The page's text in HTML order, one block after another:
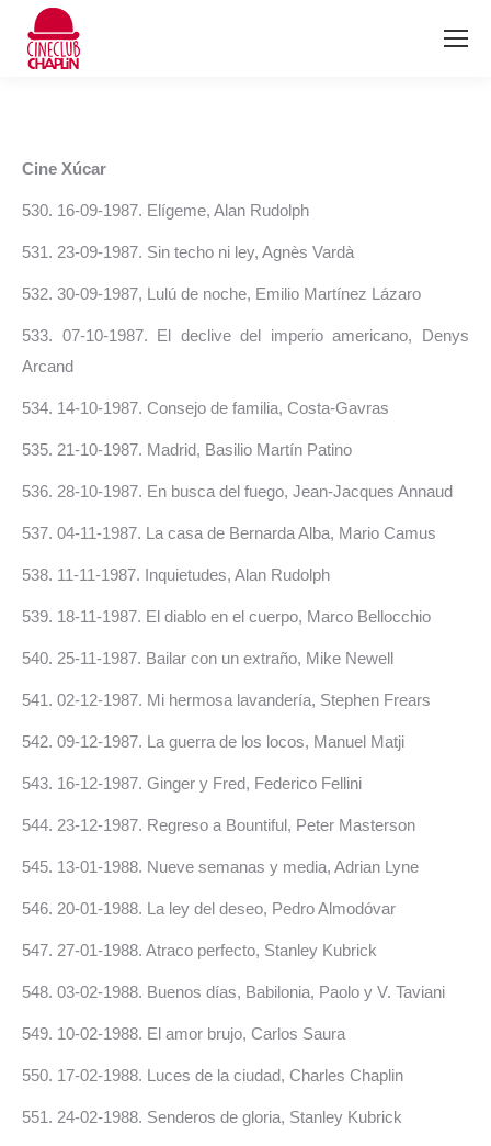
Cine Xúcar
530. 16-09-1987. Elígeme, Alan Rudolph
531. 23-09-1987. Sin techo ni ley, Agnès Vardà
532. 30-09-1987, Lulú de noche, Emilio Martínez Lázaro
533. 07-10-1987. El declive del imperio americano, Denys
Arcand
534. 14-10-1987. Consejo de familia, Costa-Gavras
535. 21-10-1987. Madrid, Basilio Martín Patino
536. 28-10-1987. En busca del fuego, Jean-Jacques Annaud
537. 04-11-1987. La casa de Bernarda Alba, Mario Camus
538. 11-11-1987. Inquietudes, Alan Rudolph
539. 18-11-1987. El diablo en el cuerpo, Marco Bellocchio
540. 25-11-1987. Bailar con un extraño, Mike Newell
541. 02-12-1987. Mi hermosa lavandería, Stephen Frears
542. 09-12-1987. La guerra de los locos, Manuel Matji
543. 16-12-1987. Ginger y Fred, Federico Fellini
544. 23-12-1987. Regreso a Bountiful, Peter Masterson
545. 13-01-1988. Nueve semanas y media, Adrian Lyne
546. 20-01-1988. La ley del deseo, Pedro Almodóvar
547. 27-01-1988. Atraco perfecto, Stanley Kubrick
548. 03-02-1988. Buenos días, Babilonia, Paolo y V. Taviani
549. 10-02-1988. El amor brujo, Carlos Saura
550. 17-02-1988. Luces de la ciudad, Charles Chaplin
551. 24-02-1988. Senderos de gloria, Stanley Kubrick